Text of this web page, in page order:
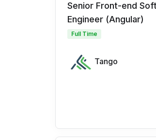
Senior Front-end
Engineer (Angular)
Full Time
Tango